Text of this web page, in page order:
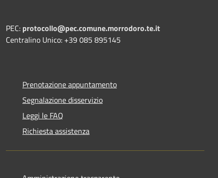
PEC: protocollo@pec.comune.morrodoro.te.it
Centralino Unico: +39 085 895145
Prenotazione appuntamento
Segnalazione disservizio
Leggi le FAQ
Richiesta assistenza